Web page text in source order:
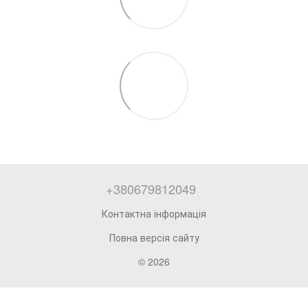
+380679812049
Контактна інформація
Повна версія сайту
© 2026